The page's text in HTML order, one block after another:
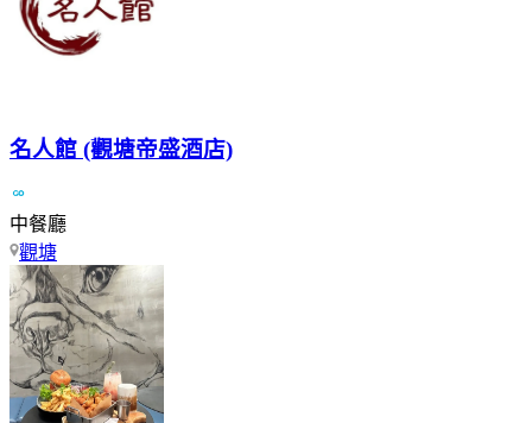
名人館 (觀塘帝盛酒店)
中餐廳
觀塘